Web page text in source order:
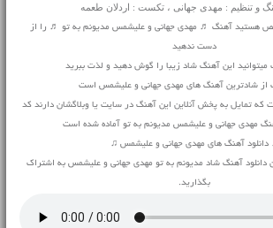
و تنظیم : مهدی جهانی ، تکست : اردلان طعمه
هستید آهنگ ♬ مهدی جهانی و علیشمس مدیونم به تو ♬ را از
دست ندهید
میتوانید این آهنگ شاد زیبا را گوش دهید و لذت ببرید
از شادترین آهنگ های مهدی جهانی و علیشمس است
که تمایل به پخش آنلاین این آهنگ در سایت یا وبلاگشان دارند کد
مهدی جهانی و علیشمس مدیونم به تو آماده شده است
دانلود آهنگ های مهدی جهانی و علیشمس ♫
دانلود آهنگ شاد مدیونم به تو مهدی جهانی و علیشمس به اشتراک
بگذارید.